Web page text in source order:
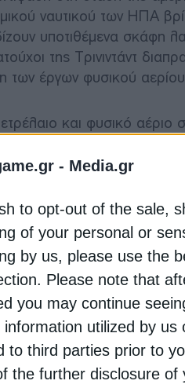
- Media.gr
to opt-out of the sale,
of your personal or
by us, please use the
Please note that
you may continue
information utilized by us
to third parties prior to
the further disclosure of
ναυτικού των ΗΠΑ
υποτιθέμενα σκάφη
της Τρινιντάντ
των έργων φυσικού
και φυσικό αέριο
οποία η κυβέρνηση
έργα φυσικού αερίου που
αναστρέψει την
στη Chevron Corp.
να
αερίου που θα
άδειες μέσω του